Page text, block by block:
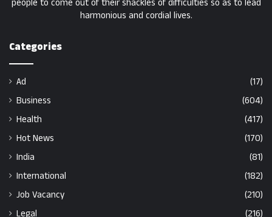
harmonious and cordial lives.
Categories
Ad
(17)
Business
(604)
Health
(417)
Hot News
(170)
India
(81)
International
(182)
Job Vacancy
(210)
Legal
(216)